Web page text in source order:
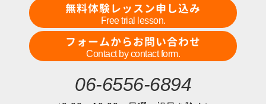
無料体験レッスン申し込み
Free trial lesson.
フォームからお問い合わせ
Contact by contact form.
06-6556-6894